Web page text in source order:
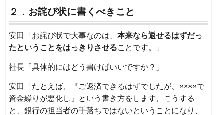
２．お詫び状に書くべきこと
安田「お詫び状で大事なのは、 本来なら返せるはずだっ
たということをはっきりさせることです。」
社長「具体的にはどう書けばいいですか？」
安田「たとえば、『ご返済できるはずでしたが、××××で
資金繰りが悪化し』という書き方をします。こうする
と、銀行の担当者の手落ちではないということになり、